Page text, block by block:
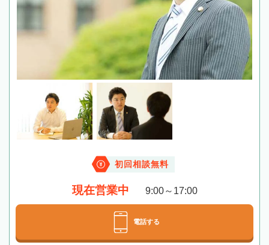
初回相談無料
現在営業中 9:00～17:00
電話する